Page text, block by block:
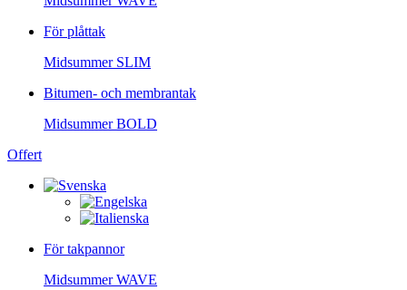
För plåttak
Midsummer SLIM
Bitumen- och membrantak
MidsummerBOLD
Offert
För takpannor
MidsummerWAVE